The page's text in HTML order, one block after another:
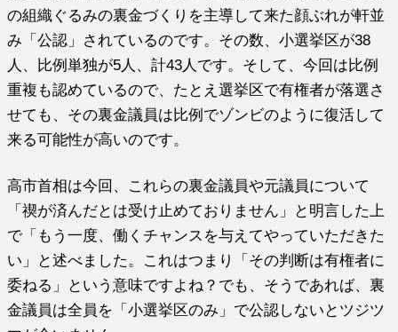
の組織ぐるみの裏金づくりを主導して来た顔ぶれが軒並
み「公認」されているのです。その数、小選挙区が38
人、比例単独が5人、計43人です。そして、今回は比例
重複も認めているので、たとえ選挙区で有権者が落選さ
せても、その裏金議員は比例でゾンビのように復活して
来る可能性が高いのです。
高市首相は今回、これらの裏金議員や元議員について
「禊が済んだとは受け止めておりません」と明言した上
で「もう一度、働くチャンスを与えてやっていただきた
い」と述べました。これはつまり「その判断は有権者に
委ねる」という意味ですよね？でも、そうであれば、裏
金議員は全員を「小選挙区のみ」で公認しないとツジツ